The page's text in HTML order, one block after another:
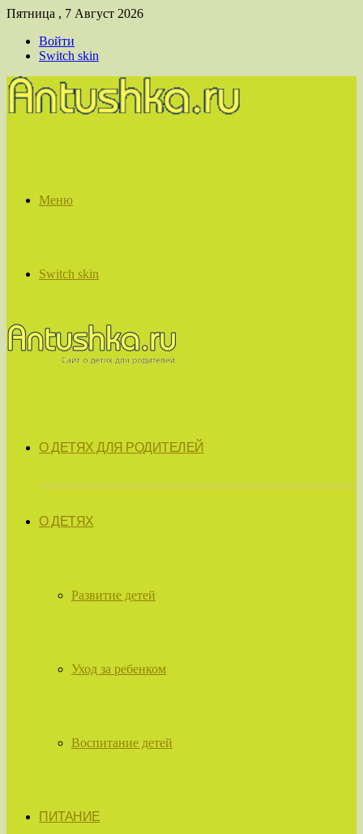
Пятница , 7 Август 2026
Войти
Switch skin
Меню
Switch skin
О ДЕТЯХ ДЛЯ РОДИТЕЛЕЙ
О ДЕТЯХ
Развитие детей
Уход за ребенком
Воспитание детей
ПИТАНИЕ